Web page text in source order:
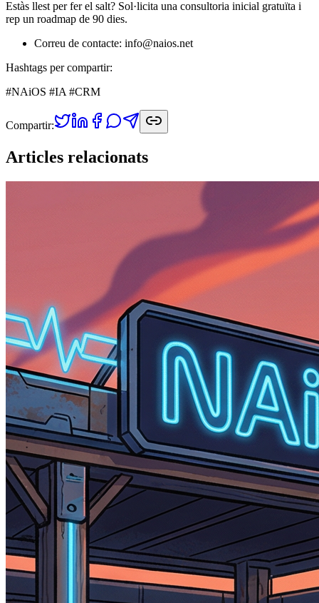
Estàs llest per fer el salt? Sol·licita una consultoria inicial gratuïta i
rep un roadmap de 90 dies.
Correu de contacte: info@naios.net
Hashtags per compartir:
#NAiOS #IA #CRM
Compartir:
Articles relacionats